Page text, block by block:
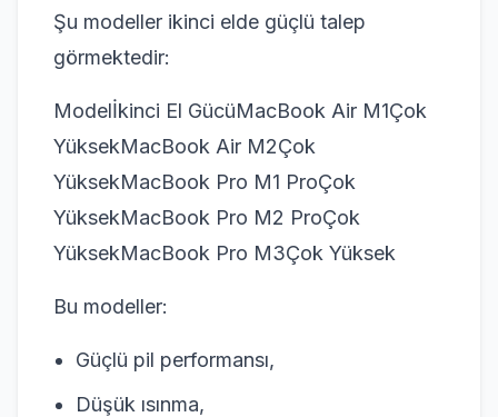
Şu modeller ikinci elde güçlü talep
görmektedir:
Modelİkinci El GücüMacBook Air M1Çok
YüksekMacBook Air M2Çok
YüksekMacBook Pro M1 ProÇok
YüksekMacBook Pro M2 ProÇok
YüksekMacBook Pro M3Çok Yüksek
Bu modeller:
Güçlü pil performansı,
Düşük ısınma,